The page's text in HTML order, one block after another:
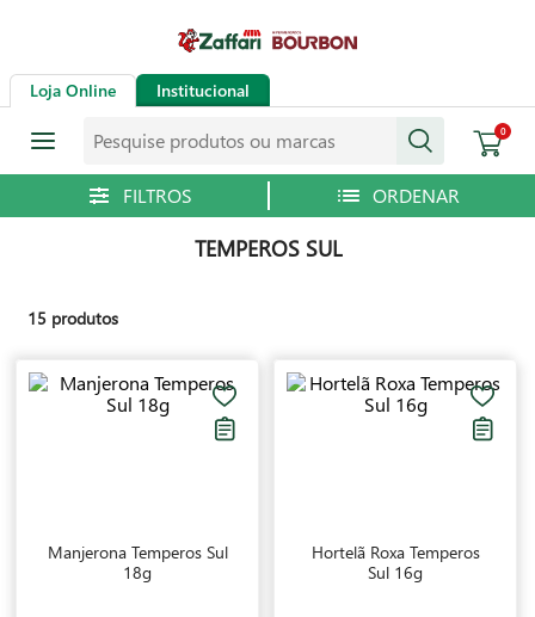
Loja Online Institucional
0
TEMPEROS SUL
15 produtos
Manjerona Temperos Sul
18g
Hortelã Roxa Temperos
Sul 16g